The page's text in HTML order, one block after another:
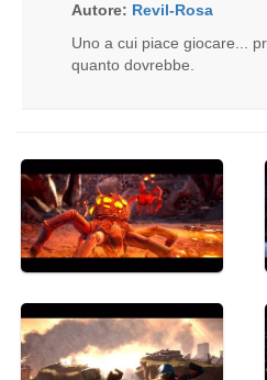
Autore: Revil-Rosa
Uno a cui piace giocare...
quanto dovrebbe.